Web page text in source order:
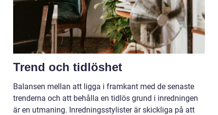
Trend och tidlöshet
Balansen mellan att ligga i framkant med de senaste
trenderna och att behålla en tidlös grund i inredningen
är en utmaning. Inredningsstylister är skickliga på att